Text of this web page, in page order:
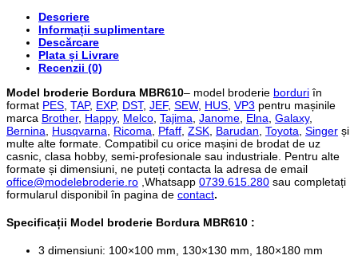
Descriere
Informații suplimentare
Descărcare
Plata și Livrare
Recenzii (0)
Model broderie Bordura MBR610– model broderie borduriîn
format PES TAP, EXP, DST, JEF, SEW, HUS VP3 pentru mașinile
marca Brother, Happy, Melco Tajima Janome Elna Galaxy,
Bernina
Husqvarna Ricoma Pfaff ZSK Barudan Toyota Singer și
multe alte formate. Compatibil cu orice mașini de brodat de uz
casnic, clasa hobby, semi-profesionale sau industriale. Pentru alte
formate și dimensiuni, ne puteți contacta la adresa de email
office@modelebroderie.ro ,Whatsapp 0739.615.280 sau completați
formularul disponibil în pagina de contact.
Specificații Model broderie Bordura MBR610 :
3 dimensiuni: 100×100 mm, 130×130 mm, 180×180 mm